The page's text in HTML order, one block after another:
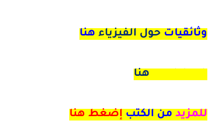
وثائقيات حول الفيزياء هنا
للمزيد من الكتب إضغط هنا